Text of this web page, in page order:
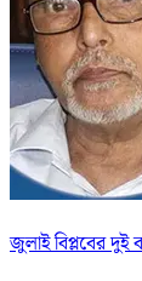
জুলাই বিপ্লবের দুই